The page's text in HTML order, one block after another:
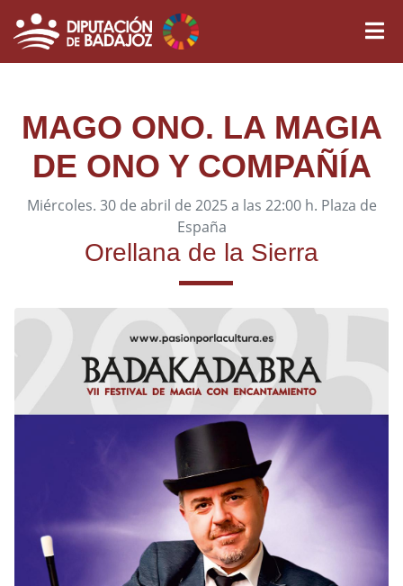
MAGO ONO. LA MAGIA
DE ONO Y COMPAÑÍA
Miércoles. 30 de abril de 2025 a las 22:00 h. Plaza de
España
Orellana de la Sierra